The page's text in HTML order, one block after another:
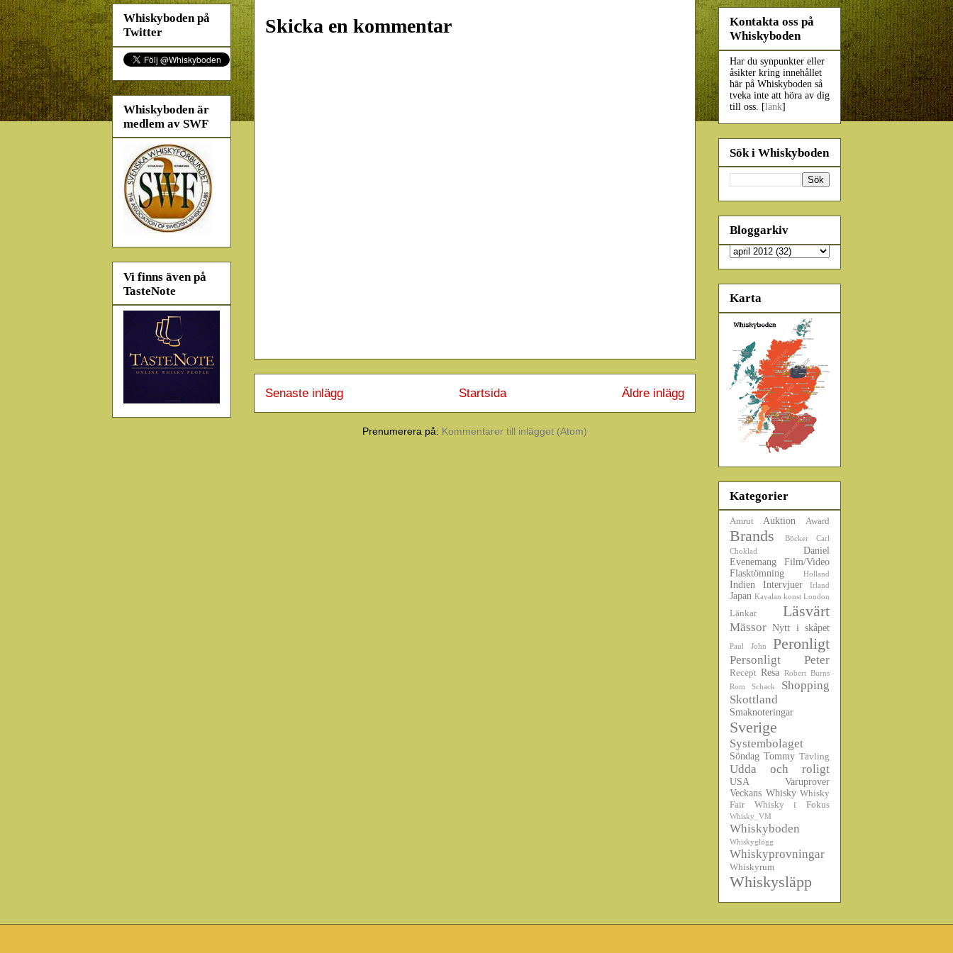
Skicka en kommentar
Senaste inlägg Äldre inlägg
Startsida
Prenumerera på: Kommentarer till inlägget (Atom)
Whiskyboden på
Twitter
Whiskyboden är
medlem av SWF
Vi finns även på
TasteNote
Kontakta oss på
Whiskyboden
Har du synpunkter eller
åsikter kring innehållet
här på Whiskyboden så
tveka inte att höra av dig
till oss. [länk]
Sök i Whiskyboden
Bloggarkiv
Karta
Kategorier
Amrut Auktion Award
Brands Böcker
Carl
Choklad
Daniel
Evenemang
Film/Video
Flasktömning
Holland
Indien Intervjuer Irland
Japan Kavalan konst London
Länkar Läsvärt
Mässor Nytt i skåpet
Paul John Peronligt
Personligt Peter
Recept Resa Robert Burns
Rom
Schack
Shopping
Skottland
Smaknoteringar
Sverige
Systembolaget
Söndag Tommy Tävling
Udda och roligt
USA
Varuprover
Veckans Whisky Whisky
Fair
Whisky i Fokus
Whisky_VM
Whiskyboden
Whiskyglögg
Whiskyprovningar
Whiskyrum
Whiskysläpp